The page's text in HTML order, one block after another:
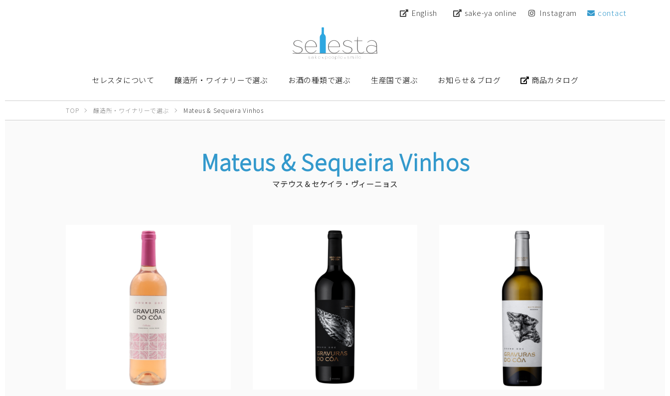
セレスタについて 醸造所・ワイナリーで選ぶ お酒の種類で選ぶ 生産国で選ぶ お知らせ＆ブログ 商品カタログ
English sake-ya online Instagram contact
TOP 醸造所・ワイナリーで選ぶ Mateus & Sequeira Vinhos
Mateus & Sequeira Vinhos
マテウス＆セケイラ・ヴィーニョス